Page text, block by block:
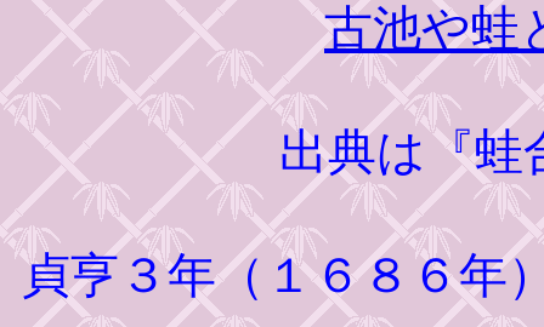
古池や蛙
出典は『蛙
貞亨３年（１６８６年